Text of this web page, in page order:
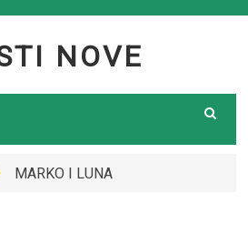
NOVE
MARKO I LUNA